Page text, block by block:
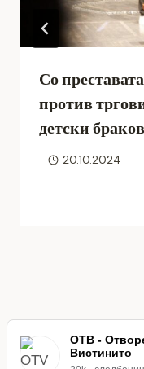
Со
против
детски
20.10.2024
ОТВ -
Вистинито